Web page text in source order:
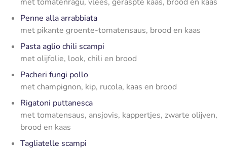
Penne alla arrabbiata
met pikante groente-tomatensaus, brood en kaas
Pasta aglio chili scampi
met olijfolie, look, chili en brood
Pacheri fungi pollo
met champignon, kip, rucola, kaas en brood
Rigatoni puttanesca
met tomatensaus, ansjovis, kappertjes, zwarte olijven,
brood en kaas
Tagliatelle scampi